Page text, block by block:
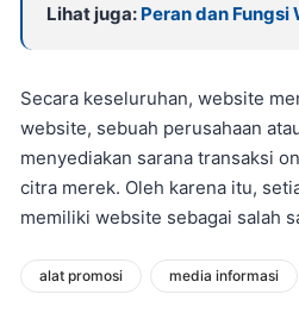
Lihat juga: Peran dan
Secara keseluruhan, website
website, sebuah perusahaan
menyediakan sarana transaksi
citra merek. Oleh karena itu,
memiliki website sebagai salah
alat promosi media informasi